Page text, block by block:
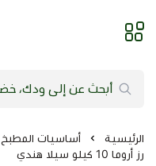
الرئيسية أساسيات المطبخ
رز أروما 10 كيلو سيلا هندي